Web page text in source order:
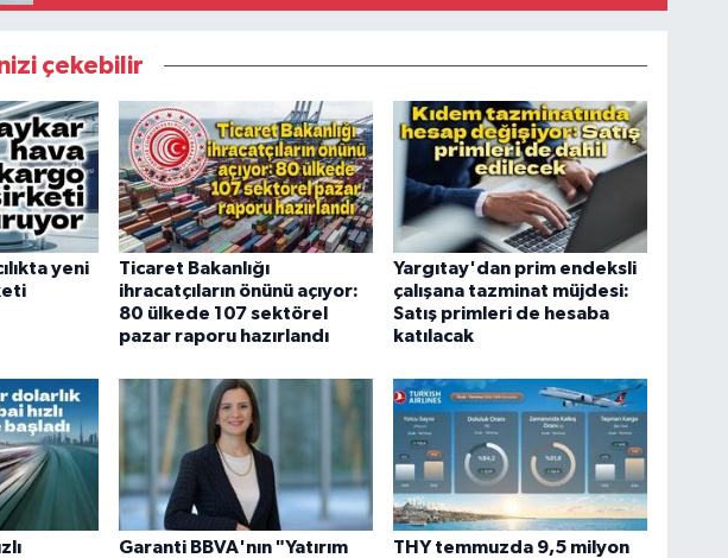
çekebilir
yeni
Ticaret Bakanlığı
ihracatçıların önünü açıyor:
80 ülkede 107 sektörel
pazar raporu hazırlandı
Yargıtay'dan prim endeksli
çalışana tazminat müjdesi:
Satış primleri de hesaba
katılacak
Garanti BBVA'nın "Yatırım THY temmuzda 9,5 milyon